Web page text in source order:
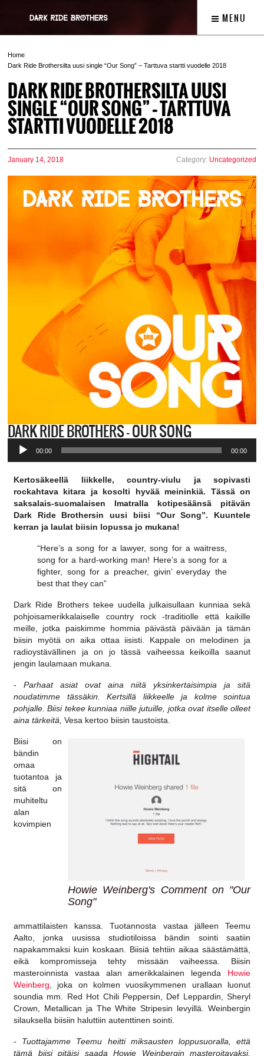
MENU
Home
Dark Ride Brothersilta uusi single “Our Song” – Tarttuva startti vuodelle 2018
DARK RIDE BROTHERSILTA UUSI
SINGLE “OUR SONG” – TARTTUVA
STARTTI VUODELLE 2018
January 14, 2018 Category: Uncategorized
DARK RIDE BROTHERS – OUR SONG
Audio
Player
00:00 00:00
Kertosäkeellä liikkelle, country-viulu ja sopivasti
rockahtava kitara ja kosolti hyvää meininkiä. Tässä on
saksalais-suomalaisen Imatralla kotipesäänsä pitävän
Dark Ride Brothersin uusi biisi “Our Song”. Kuuntele
kerran ja laulat biisin lopussa jo mukana!
“Here’s a song for a lawyer, song for a waitress,
song for a hard-working man! Here’s a song for a
fighter, song for a preacher, givin’ everyday the
best that they can”
Dark Ride Brothers tekee uudella julkaisullaan kunniaa sekä
pohjoisamerikkalaiselle country rock -traditiolle että kaikille
meille, jotka paiskimme hommia päivästä päivään ja tämän
biisin myötä on aika ottaa iisisti. Kappale on melodinen ja
radioystävällinen ja on jo tässä vaiheessa keikoilla saanut
jengin laulamaan mukana.
- Parhaat asiat ovat aina niitä yksinkertaisimpia ja sitä
noudatimme tässäkin. Kertsillä liikkeelle ja kolme sointua
pohjalle. Biisi tekee kunniaa niille jutuille, jotka ovat itselle olleet
aina tärkeitä, Vesa kertoo biisin taustoista.
Howie Weinberg's Comment on "Our
Song"
Biisi on
bändin
omaa
tuotantoa ja
sitä on
muhiteltu
alan
kovimpien
ammattilaisten kanssa. Tuotannosta vastaa jälleen Teemu
Aalto, jonka uusissa studiotiloissa bändin sointi saatiin
napakammaksi kuin koskaan. Biisiä tehtiin aikaa säästämättä,
eikä kompromisseja tehty missään vaiheessa. Biisin
masteroinnista vastaa alan amerikkalainen legenda Howie
Weinberg , joka on kolmen vuosikymmenen urallaan luonut
soundia mm. Red Hot Chili Peppersin, Def Leppardin, Sheryl
Crown, Metallican ja The White Stripesin levyillä. Weinbergin
silauksella biisiin haluttiin autenttinen sointi.
- Tuottajamme Teemu heitti miksausten loppusuoralla, että
tämä biisi pitäisi saada Howie Weinbergin masteroitavaksi.